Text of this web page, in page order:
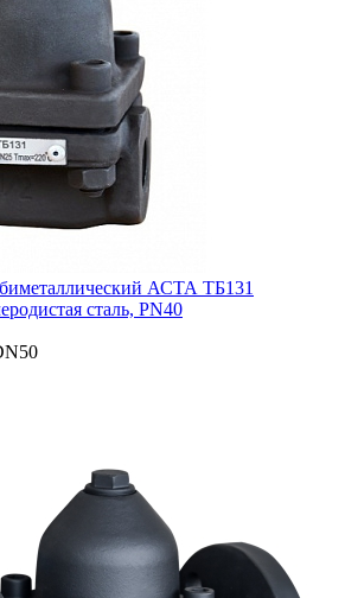
АСТА ТБ131
сталь, PN40